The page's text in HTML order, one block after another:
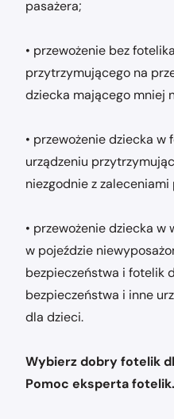
pasażera;
• przewożenie bez
przytrzymującego na
dziecka mającego mniej
• przewożenie dziecka
urządzeniu
niezgodnie z
• przewożenie dziecka w
w pojeździe
bezpieczeństwa i fotelik
bezpieczeństwa i inne
dla dzieci.
Wybierz dobry fotelik
Pomoc eksperta